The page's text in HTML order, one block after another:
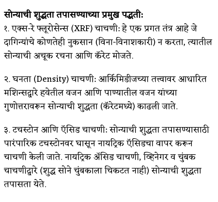
सोन्याची शुद्धता तपासण्याच्या प्रमुख पद्धती:
१. एक्स-रे फ्लूरोसेन्स (XRF) चाचणी: हे एक प्रगत तंत्र आहे जे
दागिन्यांचे कोणतेही नुकसान (विना-विनाशकारी) न करता, त्यातील
सोन्याची अचूक रचना आणि कॅरेट मोजते.
२. घनता (Density) चाचणी: आर्किमिडीजच्या तत्त्वावर आधारित
मशिन्सद्वारे हवेतील वजन आणि पाण्यातील वजन यांच्या
गुणोत्तरावरून सोन्याची शुद्धता (कॅरेटमध्ये) काढली जाते.
३. टचस्टोन आणि ऍसिड चाचणी: सोन्याची शुद्धता तपासण्यासाठी
पारंपारिक टचस्टोनवर घासून नायट्रिक ऍसिडचा वापर करून
चाचणी केली जाते. नायट्रिक ॲसिड चाचणी, व्हिनेगर व चुंबक
चाचणीद्वारे (शुद्ध सोने चुंबकाला चिकटत नाही) सोन्याची शुद्धता
तपासता येते.